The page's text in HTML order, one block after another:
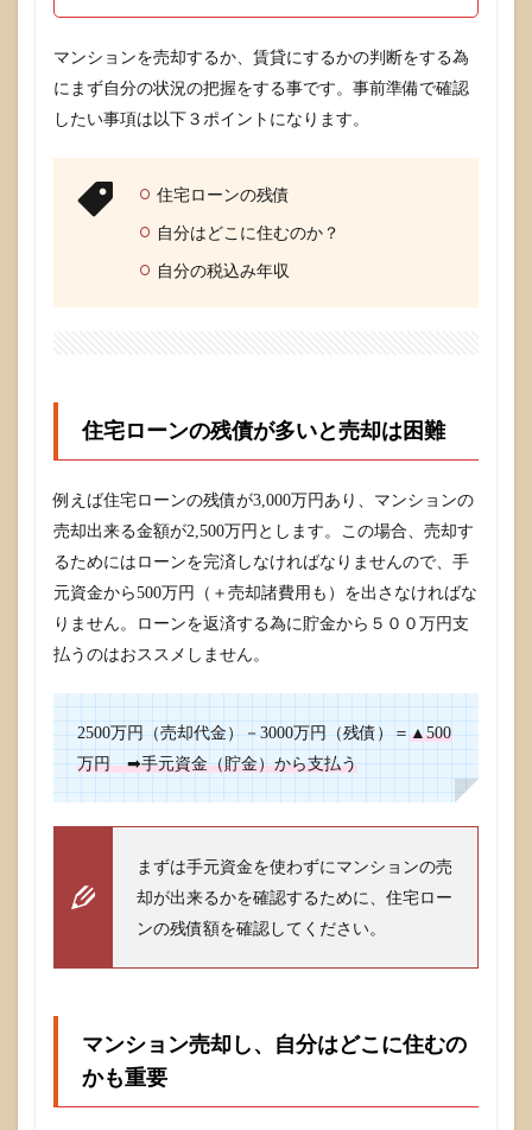
1.1
住宅
ロー
が多
いと
売却
自分
住む
のか
も重
要
1.3
住み
かえ
先が
な場
合
は、
自分
の年
たて
2
売却
か賃
貸か
マンションを売却するか、賃貸にするかの判断をする為
にまず自分の状況の把握をする事です。事前準備で確認
したい事項は以下３ポイントになります。
住宅ローンの残債
自分はどこに住むのか？
自分の税込み年収
住宅ローンの残債が多いと売却は困難
例えば住宅ローンの残債が3,000万円あり、マンションの
売却出来る金額が2,500万円とします。この場合、売却す
るためにはローンを完済しなければなりませんので、手
元資金から500万円（＋売却諸費用も）を出さなければな
りません。ローンを返済する為に貯金から５００万円支
払うのはおススメしません。
2500万円（売却代金）－3000万円（残債）＝ ▲500
万円 ➡手元資金（貯金）から支払う
まずは手元資金を使わずにマンションの売
却が出来るかを確認するために、住宅ロー
ンの残債額を確認してください。
マンション売却し、自分はどこに住むの
かも重要